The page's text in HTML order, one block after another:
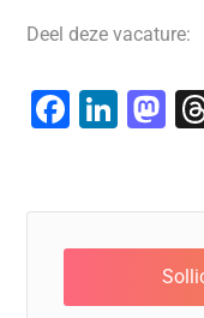
Deel deze vacature:
F
e
b
o
Li
e
dI
n
M
o
d
o